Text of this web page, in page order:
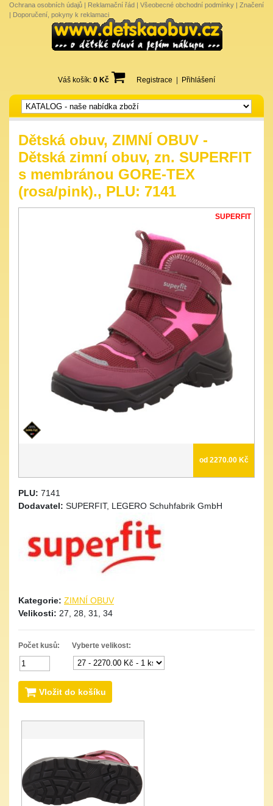
Ochrana osobních údajů | Reklamační řád | Všeobecné obchodní podmínky | Značení
| Doporučení, pokyny k reklamaci
Váš košík: 0 Kč Registrace Přihlášení
Dětská obuv, ZIMNÍ OBUV -
Dětská zimní obuv, zn. SUPERFIT
s membránou GORE-TEX
(rosa/pink)., PLU: 7141
SUPERFIT
od 2270.00 Kč
PLU: 7141
Dodavatel: SUPERFIT, LEGERO Schuhfabrik GmbH
Kategorie: ZIMNÍ OBUV
Velikosti: 27, 28, 31, 34
Počet kusů: Vyberte velikost:
Vložit do košíku